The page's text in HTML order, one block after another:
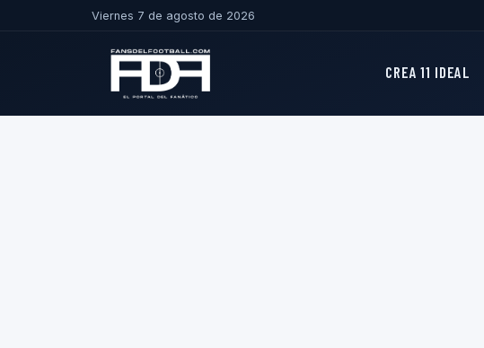
Viernes 7 de agosto de 2026
CREA 11 IDEAL